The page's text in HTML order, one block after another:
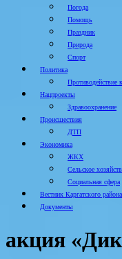
Погода
Помощь
Праздник
Природа
Спорт
Политика
Противодействие
Нацпроекты
Здравоохранение
Происшествия
ДТП
Экономика
ЖКХ
Сельское
Социальная сфера
Вестник Каргатского района
Документы
акция